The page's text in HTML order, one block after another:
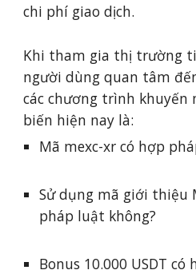
chi phí giao dịch.
Khi tham gia thị trường
người dùng quan tâm
các chương trình khuyến
biến hiện nay là:
Mã mexc-xr có hợp
Sử dụng mã giới thiệu
pháp luật không?
Bonus 10.000 USDT có